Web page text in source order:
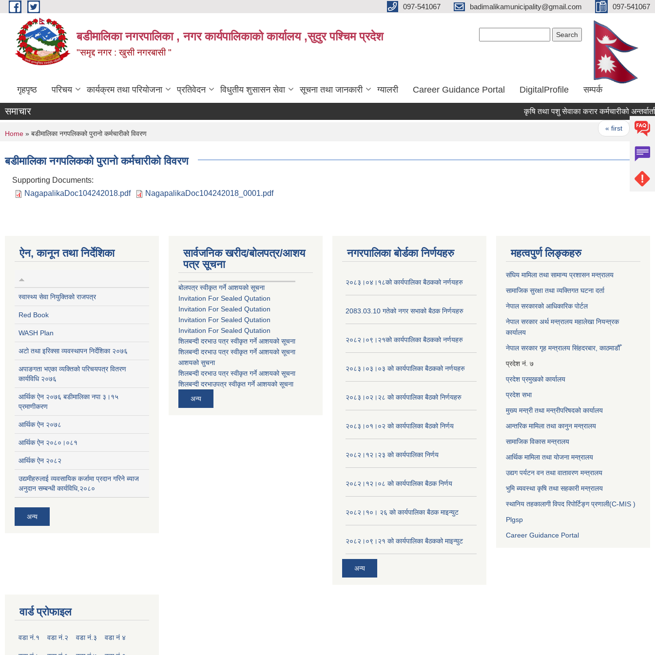
Skip to main content 097-541067 badimalikamunicipality@gmail.com 097-541067
बडीमालिका नगरपालिका , नगर कार्यपालिकाको कार्यालय ,सुदुर पश्चिम प्रदेश
"समृद्द नगर : खुसी नगरबासी "
गृहपृष्ठ परिचय कार्यक्रम तथा परियोजना प्रतिवेदन विधुतीय शुसासन सेवा सूचना तथा जानकारी ग्यालरी Career Guidance Portal DigitalProfile सम्पर्क
समाचार कृषि तथा पशु सेवाका करार कर्मचारीको अन्तर्वार्ता
« first ‹
You are here
Home » बडीमालिका नगपलिकको पुरानो कर्मचारीको विवरण
बडीमालिका नगपलिकको पुरानो कर्मचारीको विवरण
Supporting Documents:
NagapalikaDoc104242018.pdf
NagapalikaDoc104242018_0001.pdf
ऐन, कानून तथा निर्देशिका
स्वास्थ्य सेवा नियुक्तिको राजपत्र
Red Book
WASH Plan
अटो तथा इरिक्सा व्यवस्थापन निर्देशिका २०७६
अपाङगता भएका व्यक्तिको परिचयपत्र वितरण
कार्यविधि २०७६
आर्थिक ऐन २०७६ बडीमालिका नपा ३।१५
प्रमाणीकरण
आर्थिक ऐन २०७८
आर्थिक ऐन २०८०।०८१
आर्थिक ऐन २०८२
उद्यमीहरुलाई व्यवसायिक कर्जामा प्रदान गरिने ब्याज
अनुदान सम्बन्धी कार्यविधि,२०८०
अन्य
सार्वजनिक खरीद/बोलपत्र/आशय
पत्र सूचना
बोलपत्र स्वीकृत गर्ने आशयको सूचना
Invitation For Sealed Qutation
Invitation For Sealed Qutation
Invitation For Sealed Qutation
Invitation For Sealed Qutation
शिलबन्दी दरभाउ पत्र स्वीकृत गर्ने आशयको सूचना
शिलबन्दी दरभाउ पत्र स्वीकृत गर्ने आशयको सूचना
आशयको सुचना
शिलबन्दी दरभाउ पत्र स्वीकृत गर्ने आशयको सूचना
शिलबन्दी दरभाउपत्र स्वीकृत गर्ने आशयको सूचना
अन्य
नगरपालिका बोर्डका निर्णयहरु
२०८३।०४।१८को कार्यपालिका बैठकको नर्णयहरु
2083.03.10 गतेको नगर सभाको बैठक निर्णयहरु
२०८२।०९।२१को कार्यपालिका बैठकको नर्णयहरु
२०८३।०३।०३ को कार्यपालिका बैठकको नर्णयहरु
२०८३।०२।२८ को कार्यपालिका बैठको निर्णयहरु
२०८३।०१।०२ को कार्यपालिका बैठको निर्णय
२०८२।१२।२३ को कार्यपालिका निर्णय
२०८२।१२।०८ को कार्यपालिका बैठक निर्णय
२०८२।१०। २६ को कार्यपालिका बैठक माइन्युट
२०८२।०९।२१ को कार्यपालिका बैठकको माइन्युट
अन्य
महत्वपुर्ण लिङ्कहरु
संघिय मामिला तथा सामान्य प्रशासन मन्त्रालय
सामाजिक सुरक्षा तथा व्यक्तिगत घटना दर्ता
नेपाल सरकारको आधिकारिक पोर्टल
नेपाल सरकार अर्थ मन्त्रालय महालेखा नियन्त्रक
कार्यालय
नेपाल सरकार गृह मन्त्रालय सिंहदरबार, काठमाडौँ
प्रदेश नं. ७
प्रदेश प्रमुखको कार्यालय
प्रदेश सभा
मुख्य मन्त्री तथा मन्त्रीपरिषदको कार्यालय
आन्तरिक मामिला तथा कानुन मन्त्रालय
सामाजिक विकास मन्त्रालय
आर्थिक मामिला तथा योजना मन्त्रालय
उद्यग पर्यटन वन तथा वातावरण मन्त्रालय
भुमि ब्यवस्था कृषि तथा सहकारी मन्त्रालय
स्थानिय तहकालागी विपद रिपोर्टिङ्ग प्रणाली(C-MIS )
Plgsp
Career Guidance Portal
वार्ड प्रोफाइल
वडा नं.१ वडा नं.२ वडा नं.३ वडा नं ४